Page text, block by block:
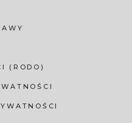
(RODO)